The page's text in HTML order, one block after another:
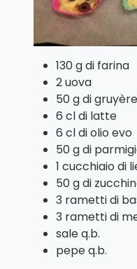
130 g di farina
2 uova
50 g di
6 cl di latte
6 cl di olio evo
50 g di
1 cucchiaio di
50 g di
3 rametti di
3 rametti di
sale q.b.
pepe q.b.